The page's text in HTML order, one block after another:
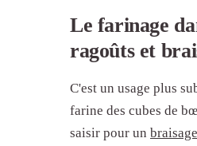
Le farinage
ragoûts et
C'est un usage plus
farine des cubes de
saisir pour un braisage